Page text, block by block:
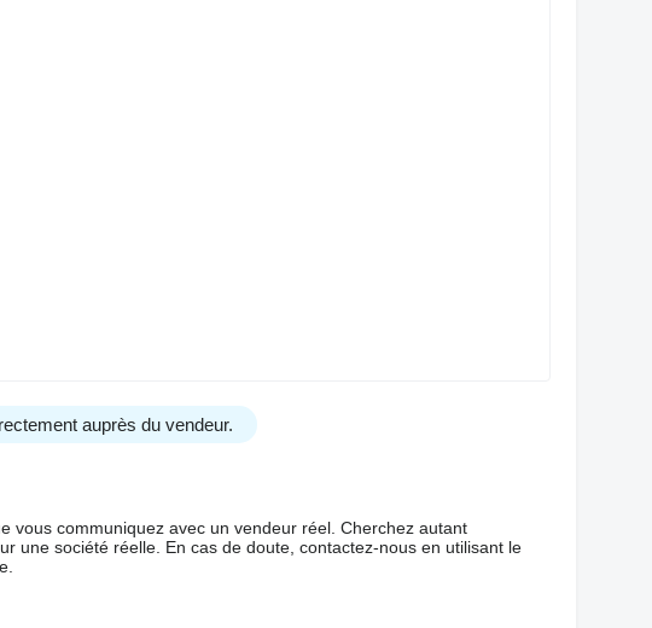
auprès du vendeur.
vous communiquez avec un vendeur réel. Cherchez autant
une société réelle. En cas de doute, contactez-nous en utilisant le